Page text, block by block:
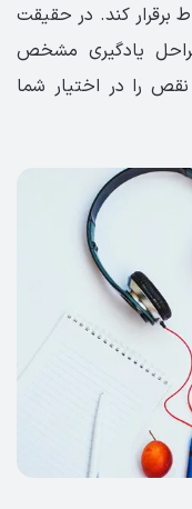
برقرار کند. در حقیقت
یادگیری مشخص
را در اختیار شما